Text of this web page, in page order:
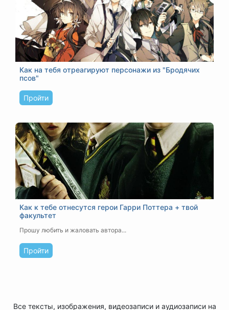
Как на тебя отреагируют персонажи из "Бродячих
псов"
Пройти
Как к тебе отнесутся герои Гарри Поттера + твой
факультет
Прошу любить и жаловать автора...
Пройти
Все тексты, изображения, видеозаписи и аудиозаписи на